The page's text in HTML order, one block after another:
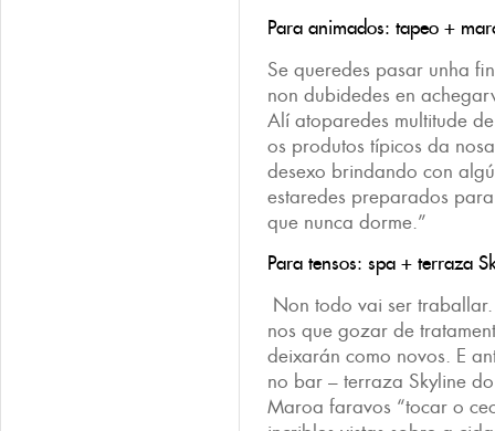
Para animados: tapeo +
Se queredes pasar unha
non dubidedes en
Alí atoparedes multitude
os produtos típicos da
desexo brindando con
estaredes preparados
que nunca dorme.”
Para tensos: spa + terraza
Non todo vai ser
nos que gozar de
deixarán como novos. E
no bar – terraza Skyline
Maroa faravos “tocar o